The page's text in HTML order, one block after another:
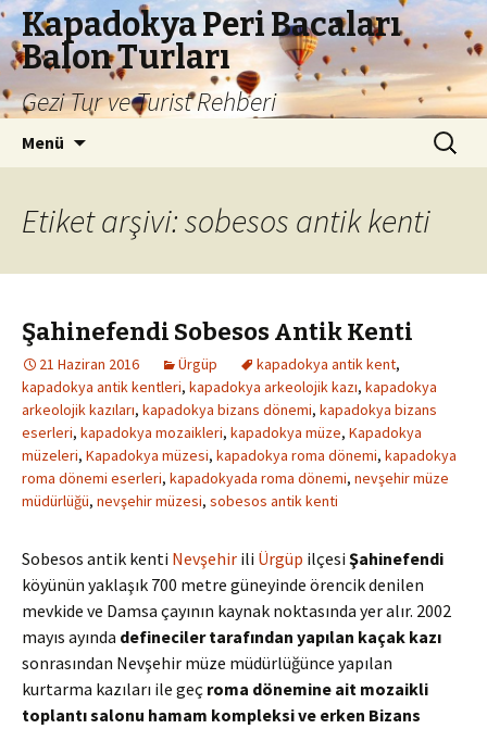
Kapadokya Peri Bacaları
Balon Turları
Gezi Tur ve Turist Rehberi
Menü Arama:
Etiket arşivi: sobesos antik kenti
Şahinefendi Sobesos Antik Kenti
21 Haziran 2016 Ürgüp kapadokya antik kent,
kapadokya antik kentleri, kapadokya arkeolojik kazı, kapadokya
arkeolojik kazıları, kapadokya bizans dönemi, kapadokya bizans
eserleri, kapadokya mozaikleri, kapadokya müze, Kapadokya
müzeleri, Kapadokya müzesi, kapadokya roma dönemi, kapadokya
roma dönemi eserleri, kapadokyada roma dönemi, nevşehir müze
müdürlüğü, nevşehir müzesi, sobesos antik kenti
Sobesos antik kenti Nevşehir ili Ürgüp ilçesi Şahinefendi
köyünün yaklaşık 700 metre güneyinde örencik denilen
mevkide ve Damsa çayının kaynak noktasında yer alır. 2002
mayıs ayında defineciler tarafından yapılan kaçak kazı
sonrasından Nevşehir müze müdürlüğünce yapılan
kurtarma kazıları ile geç roma dönemine ait mozaikli
toplantı salonu hamam kompleksi ve erken Bizans